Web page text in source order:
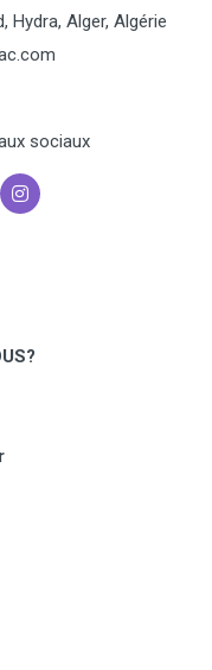
Hydra, Alger, Algérie
sociaux